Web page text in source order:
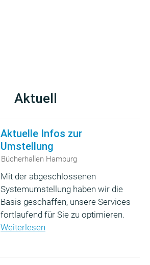
Aktuell
Aktuelle Infos zur
Umstellung
Bücherhallen Hamburg
Mit der abgeschlossenen
Systemumstellung haben wir die
Basis geschaffen, unsere Services
fortlaufend für Sie zu optimieren.
Weiterlesen